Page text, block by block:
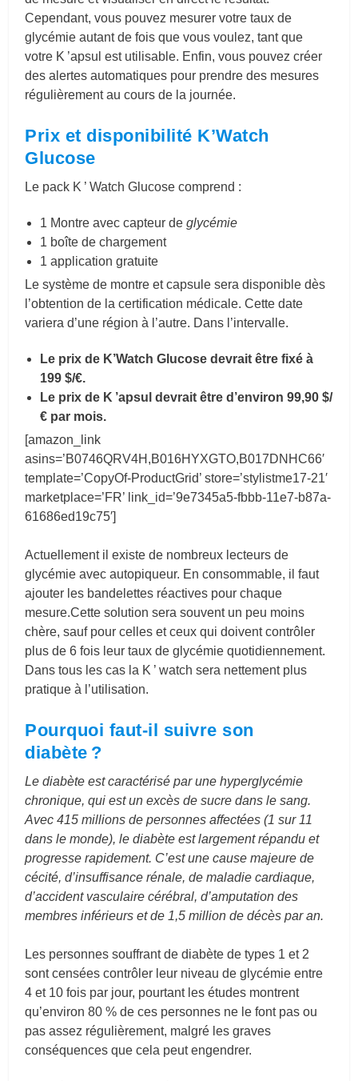
Cependant, vous pouvez mesurer votre taux de
glycémie autant de fois que vous voulez, tant que
votre K ’apsul est utilisable. Enfin, vous pouvez créer
des alertes automatiques pour prendre des mesures
régulièrement au cours de la journée.
Prix et disponibilité K’Watch
Glucose
Le pack K ’ Watch Glucose comprend :
1 Montre avec capteur deglycémie
1 boîte de chargement
1 application gratuite
Le système de montre et capsule sera disponible dès
l’obtention de la certification médicale. Cette date
variera d’une région à l’autre. Dans l’intervalle.
Le prix de K’Watch Glucose devrait être fixé à
199 $/€.
Le prix de K ’apsul devrait être d’environ 99,90 $/
€ par mois.
[amazon_link
asins=’B0746QRV4H,B016HYXGTO,B017DNHC66′
template=’CopyOf-ProductGrid’ store=’stylistme17-21′
marketplace=’FR’ link_id=’9e7345a5-fbbb-11e7-b87a-
61686ed19c75′]
Actuellement il existe de nombreux lecteurs de
glycémie avec autopiqueur. En consommable, il faut
ajouter les bandelettes réactives pour chaque
mesure.Cette solution sera souvent un peu moins
chère, sauf pour celles et ceux qui doivent contrôler
plus de 6 fois leur taux de glycémie quotidiennement.
Dans tous les cas la K ’ watch sera nettement plus
pratique à l’utilisation.
Pourquoi faut-il suivre son
diabète ?
Le diabète est caractérisé par une hyperglycémie
chronique, qui est un excès de sucre dans le sang.
Avec 415 millions de personnes affectées (1 sur 11
dans le monde), le diabète est largement répandu et
progresse rapidement. C’est une cause majeure de
cécité, d’insuffisance rénale, de maladie cardiaque,
d’accident vasculaire cérébral, d’amputation des
membres inférieurs et de 1,5 million de décès par an.
Les personnes souffrant de diabète de types 1 et 2
sont censées contrôler leur niveau de glycémie entre
4 et 10 fois par jour, pourtant les études montrent
qu’environ 80 % de ces personnes ne le font pas ou
pas assez régulièrement, malgré les graves
conséquences que cela peut engendrer.